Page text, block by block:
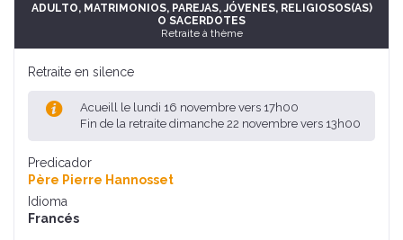
ADULTO, MATRIMONIOS, PAREJAS, JÓVENES, RELIGIOSOS(AS)
O SACERDOTES
Retraite à thème
Retraite en silence
Acueill le lundi 16 novembre vers 17h00
Fin de la retraite dimanche 22 novembre vers 13h00
Predicador
Père Pierre Hannosset
Idioma
Francés